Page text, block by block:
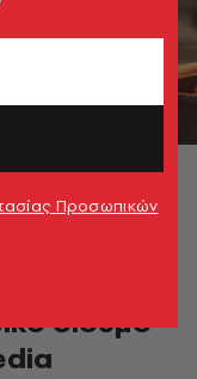
δίδυμο
Προσωπικών